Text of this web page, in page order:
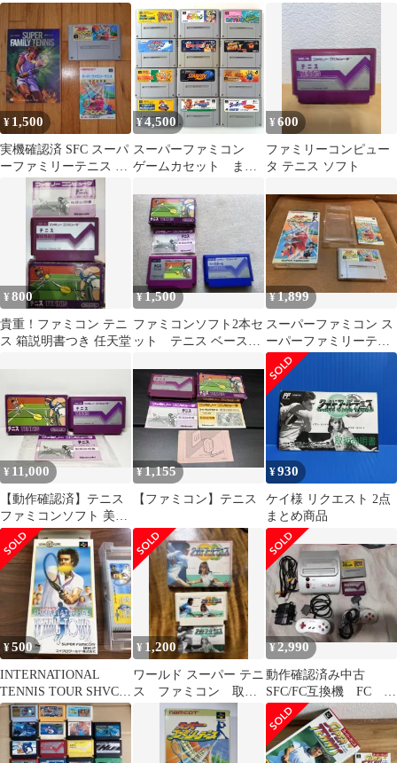
ショナルテニスツアー
ドラゴンボール 三国志
¥ 1,500
実機確認済 SFC スーパ
ーファミリーテニス 説
明書＆公式ガイドブッ
ク付 攻略本
¥4,500
スーパーファミコン
ゲームカセット まと
#m00323
¥600
ファミリーコンピュー
タ テニス ソフト
¥800
貴重！ファミコン テニ
ス 箱説明書つき 任天堂
¥1,500
ファミコンソフト2本セ
ット テニス ベースボ
¥1,899
スーパーファミコン ス
ーパーファミリーテニ
ス
¥ 11,000
【動作確認済】テニス
ファミコンソフト 美品
箱・説明書付
¥1,155
【ファミコン】テニス
¥930
ケイ様 リクエスト 2点
まとめ商品
¥500
INTERNATIONAL
TENNIS TOUR SHVC-
IT
¥ 1,200
ワールド スーパー テニ
ス ファミコン 取説
付き 箱付き
¥2,990
動作確認済み中古
SFC/FC互換機 FC
Twin ソフト付き